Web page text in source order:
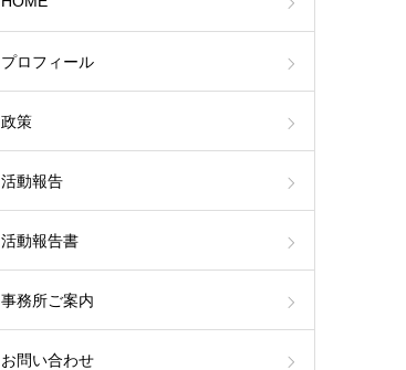
プロフィール
政策
活動報告
活動報告書
事務所ご案内
お問い合わせ